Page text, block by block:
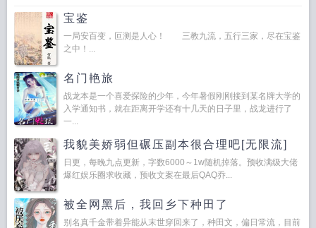
宝鉴
一局安百变，叵测是人心！ 三教九流，五行三家，尽在宝鉴
之中！...
名门艳旅
战龙本是一个喜爱探险的少年，今年暑假刚刚接到某名牌大学的
入学通知书，就在距离开学还有十几天的日子里，战龙进行了
一...
我貌美娇弱但碾压副本很合理吧[无限流]
日更，每晚九点更新，字数6000～1w随机掉落。预收满级大佬
爆红娱乐圈求收藏，预收文案在最后QAQ乔...
被全网黑后，我回乡下种田了
别名真千金带着异能从末世穿回来了，种田文，偏日常流，目前